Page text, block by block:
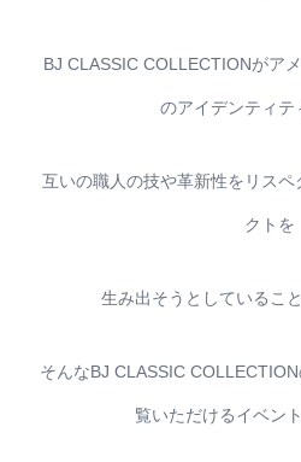
BJ CLASSIC COLLECTIONがア
のアイデンティテ
互いの職人の技や革新性をリス
クトを
生み出そうとしているこ
そんなBJ CLASSIC
覧いただけるイベン